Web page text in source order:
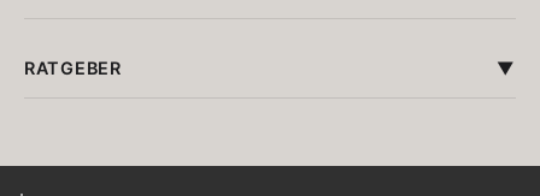
RATGEBER